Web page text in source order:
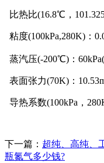
比热比(16.8℃，
粘度(100kPa,280K)：
蒸汽压(-200℃)：
表面张力(70K)：
导热系数(100kPa，
下一篇： 超纯、高纯、
瓶氮气多少钱?